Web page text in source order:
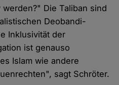
Die Taliban sind
Deobandi-
Inklusivität der
ist genauso
Islam wie andere
sagt Schröter.